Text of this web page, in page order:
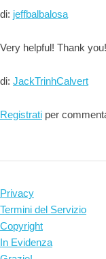
di: jeffbalbalosa
Very helpful! Thank you!
di: JackTrinhCalvert
Registrati per
Privacy
Termini del Servizio
Copyright
In Evidenza